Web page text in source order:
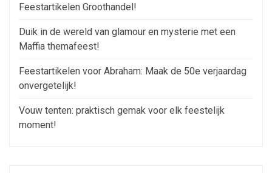
Feestartikelen Groothandel!
Duik in de wereld van glamour en mysterie met een
Maffia themafeest!
Feestartikelen voor Abraham: Maak de 50e verjaardag
onvergetelijk!
Vouw tenten: praktisch gemak voor elk feestelijk
moment!